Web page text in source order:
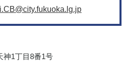
神1丁目8番1号